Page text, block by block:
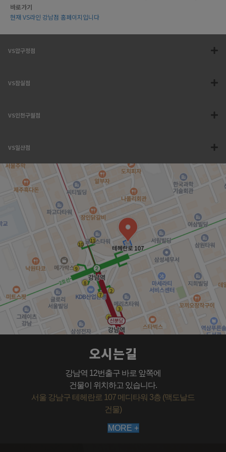
바로가기
현재 VS라인 강남점 홈페이지입니다
VS압구정점
VS잠실점
VS인천구월점
VS일산점
오시는길
강남역 12번출구 바로 앞쪽에
건물이 위치하고 있습니다.
서울 강남구 테헤란로 107 메디타워 3층 (맥도날드
건물)
MORE +